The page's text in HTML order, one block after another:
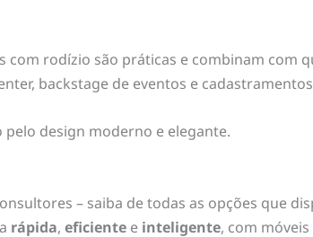
com rodízio são práticas e combinam
backstage de eventos e
design moderno e elegante.
– saiba de todas as opções que
rápida, eficiente e inteligente, com